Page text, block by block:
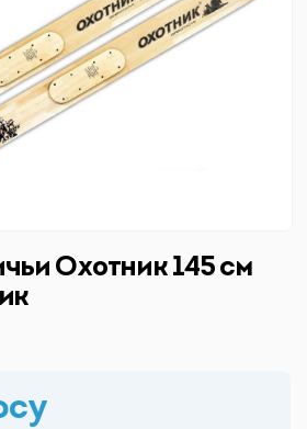
Охотник 145 см